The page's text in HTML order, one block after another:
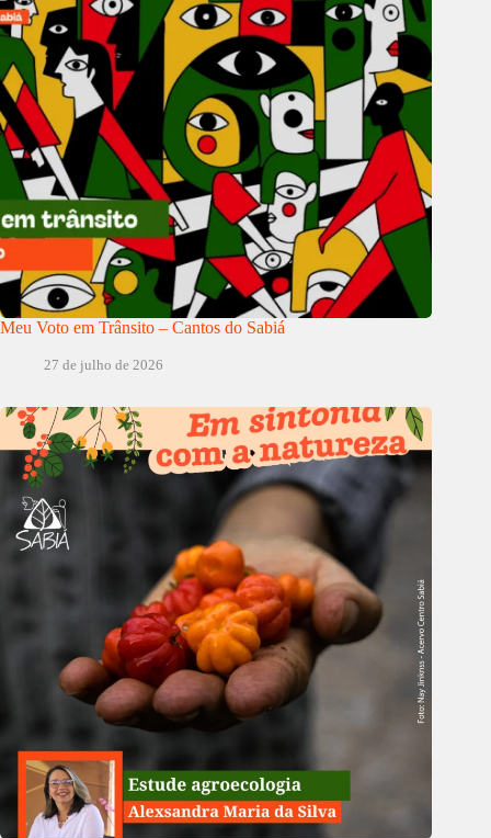
Meu Voto em Trânsito – Cantos do Sabiá
27 de julho de 2026